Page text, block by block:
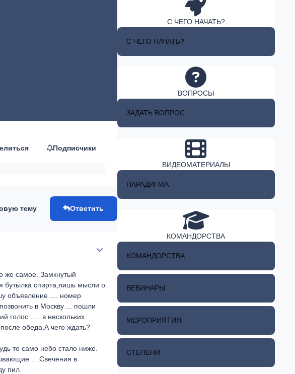
Подписчики
тему Ответить
Author stats
же самое. Замкнутый
бутылка спирта,лишь мысли о
объявление .... номер
в Москву ... пошли
голос ..... в нескольких
обеда.А чего ждать?
то само небо стало ниже.
.. .Свечения в
пил.
С ЧЕГО НАЧАТЬ?
С ЧЕГО НАЧАТЬ?
ВОПРОСЫ
ЗАДАТЬ ВОПРОС
ВИДЕОМАТЕРИАЛЫ
ПАРАДИГМА
КОМАНДОРСТВА
КОМАНДОРСТВА
ВЕБИНАРЫ
МЕРОПРИЯТИЯ
СТЕПЕНИ